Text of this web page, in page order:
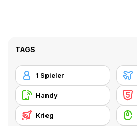
TAGS
1 Spieler
Handy
Krieg